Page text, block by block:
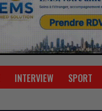
INTERVIEW SPORT